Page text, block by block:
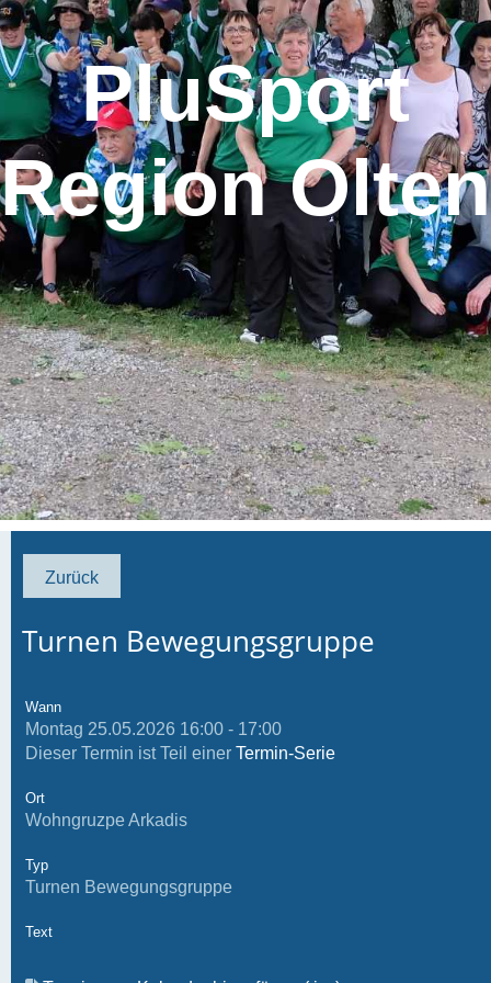
PluSport
Region Olten
Zurück
Turnen Bewegungsgruppe
Wann
Montag 25.05.2026 16:00 - 17:00
Dieser Termin ist Teil einer Termin-Serie
Ort
Wohngruzpe Arkadis
Typ
Turnen Bewegungsgruppe
Text